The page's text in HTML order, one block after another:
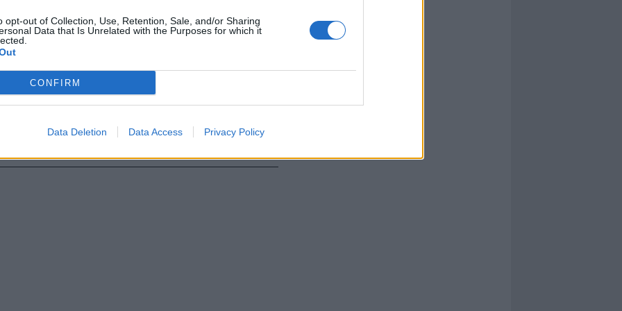
opt-out of Collection, Use, Retention, Sale, and/or Sharing
Data that Is Unrelated with the Purposes for which it
CONFIRM
Data Deletion Data Access Privacy Policy
giocando questa gara senza
da quella di mercoledì in
sempre contro i rossoneri a San Siro:
alla vigilia dell'Udinese qualcuno
"bisogna pensare al Milan". Io non sono
partita che viene prima è sempre la più
dei tanti impegni".